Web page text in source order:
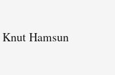
Hamsun